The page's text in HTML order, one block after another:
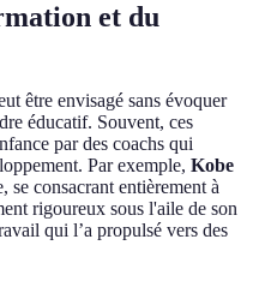
et du
être envisagé sans évoquer
éducatif. Souvent, ces
par des coachs qui
Par exemple, Kobe
se consacrant entièrement à
rigoureux sous l'aile de son
qui l’a propulsé vers des